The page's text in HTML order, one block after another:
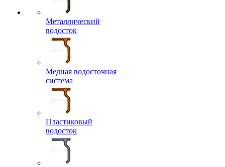
Металлический
водосток
Медная водосточная
система
Пластиковый
водосток